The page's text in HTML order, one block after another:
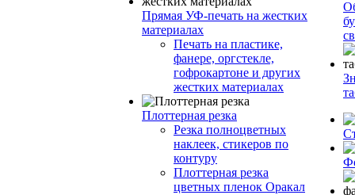
Прямая УФ-печать на жестких
материалах
Печать на пластике,
фанере, оргстекле,
гофрокартоне и других
жестких материалах
Плоттерная резка
Резка полноцветных
наклеек, стикеров по
контуру
Плоттерная резка
цветных пленок Оракал